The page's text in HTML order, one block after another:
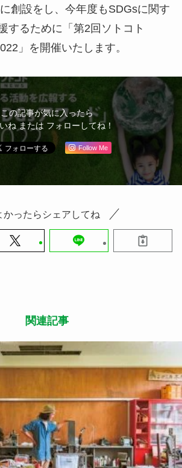
創設をし、今年度もSDGsに関す
するために「第2回ソトコト
」を開催いたします。
この記事が気に入ったら
ね または フォローしてね！
Follow Me
かったらシェアしてね
関連記事